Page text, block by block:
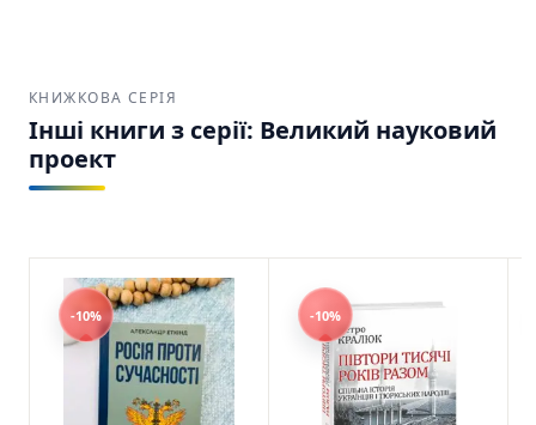
КНИЖКОВА СЕРІЯ
Інші книги з серії: Великий науковий
проект
-10% -10%